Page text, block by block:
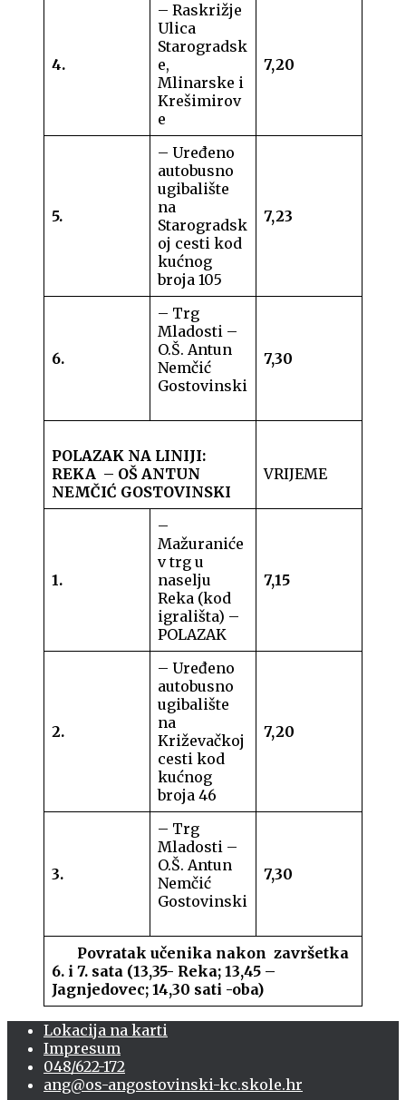
4.
– Raskrižje
Ulica
Starogradsk
e,
Mlinarske i
Krešimirov
e
7,20
5.
– Uređeno
autobusno
ugibalište
na
Starogradsk
oj cesti kod
kućnog
broja 105
7,23
6.
– Trg
Mladosti –
O.Š. Antun
Nemčić
Gostovinski
7,30
POLAZAK NA LINIJI:
REKA – OŠ ANTUN
NEMČIĆ GOSTOVINSKI
VRIJEME
1.
–
Mažuraniće
v trg u
naselju
Reka (kod
igrališta) –
POLAZAK
7,15
2.
– Uređeno
autobusno
ugibalište
na
Križevačkoj
cesti kod
kućnog
broja 46
7,20
3.
– Trg
Mladosti –
O.Š. Antun
Nemčić
Gostovinski
7,30
Povratak učenika nakon završetka
6. i 7. sata (13,35- Reka; 13,45 –
Jagnjedovec; 14,30 sati -oba)
Lokacija na karti
Impresum
048/622-172
ang@os-angostovinski-kc.skole.hr